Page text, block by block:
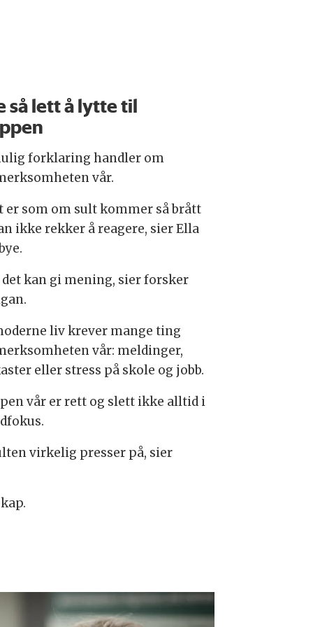
så lett å lytte til
forklaring handler om
vår.
er som om sult kommer så brått
ikke rekker å reagere, sier Ella
det kan gi mening, sier forsker
liv krever mange ting
vår: meldinger,
eller stress på skole og jobb.
vår er rett og slett ikke alltid i
virkelig presser på, sier